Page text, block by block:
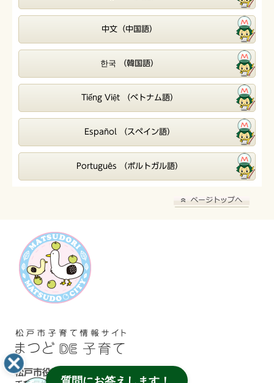
中文（中国語）
한국 （韓国語）
Tiếng Việt （ベトナム語）
Español （スペイン語）
Português （ポルトガル語）
松戸市役所